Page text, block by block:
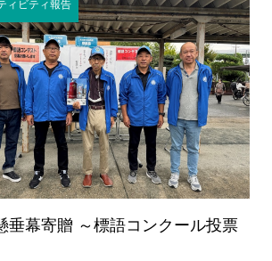
ビティ報告
垂幕寄贈 ～標語コンクール投票